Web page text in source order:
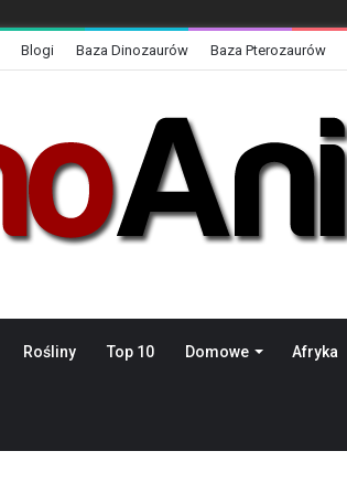
Blogi Baza Dinozaurów Baza Pterozaurów
Rośliny Top 10 Domowe Afryka